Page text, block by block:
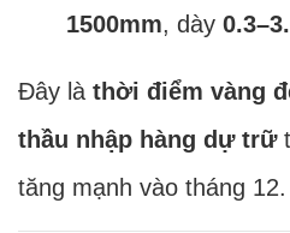
1500mm, dày
Đây là thời điểm vàng
thầu nhập hàng dự trữ
tăng mạnh vào tháng 12.